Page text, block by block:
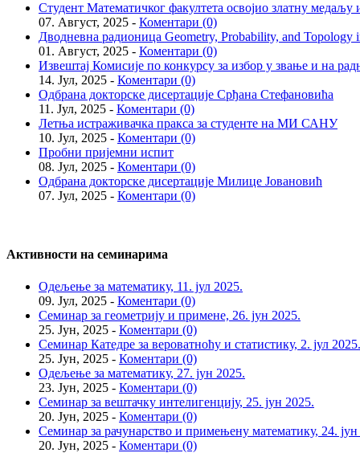
Студент Математичког факултета освојио златну
07. Август, 2025 - Коментари (0)
Дводневна радионица Geometry, Probability, and Topology
01. Август, 2025 - Коментари (0)
Извештај Комисије по конкурсу за избор у звање и на
14. Јул, 2025 - Коментари (0)
Одбрана докторске дисертације Срђана Стефановића
11. Јул, 2025 - Коментари (0)
Летња истраживачка пракса за студенте на МИ САНУ
10. Јул, 2025 - Коментари (0)
Пробни пријемни испит
08. Јул, 2025 - Коментари (0)
Одбрана докторске дисертације Милице Јовановић
07. Јул, 2025 - Коментари (0)
Активности на семинарима
Одељење за математику, 11. јул 2025.
09. Јул, 2025 - Коментари (0)
Семинар за геометрију и примене, 26. јун 2025.
25. Јун, 2025 - Коментари (0)
Семинар Катедре за вероватноћу и статистику, 2. јул 2025.
25. Јун, 2025 - Коментари (0)
Одељење за математику, 27. јун 2025.
23. Јун, 2025 - Коментари (0)
Семинар за вештачку интелигенцију, 25. јун 2025.
20. Јун, 2025 - Коментари (0)
Семинар за рачунарство и примењену математику, 24. јун
20. Јун, 2025 - Коментари (0)